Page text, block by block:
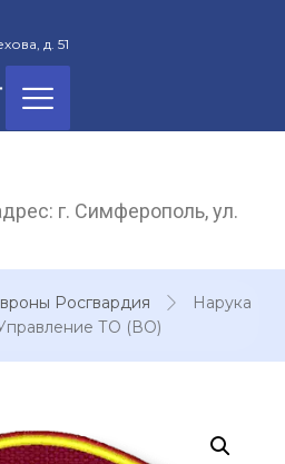
д. 51
г. Симферополь, ул.
Росгвардия
Нарука
ТО (ВО)